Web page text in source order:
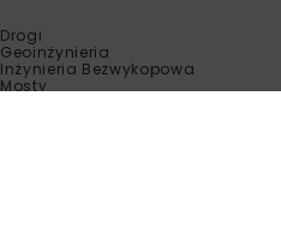
Drogi
Geoinżynieria
Inżynieria Bezwykopowa
Mosty